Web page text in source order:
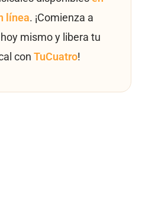
línea. ¡Comienza a
mismo y libera tu
con TuCuatro!